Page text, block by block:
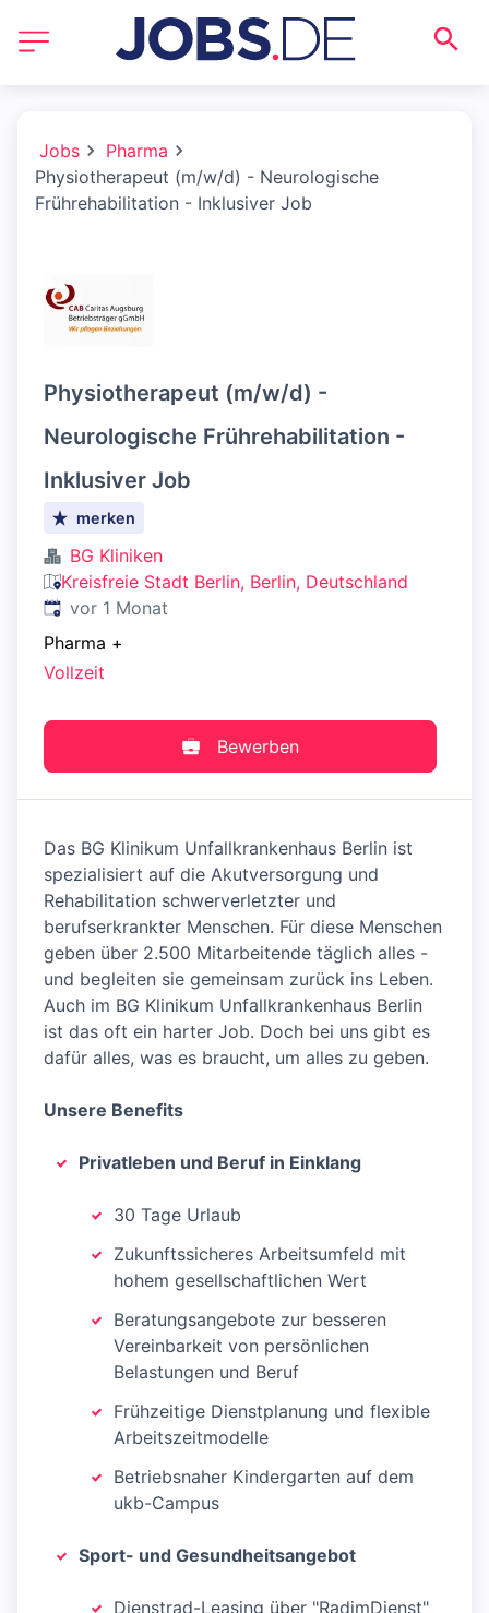
Jobs
Pharma
Physiotherapeut (m/w/d) - Neurologische
Frührehabilitation - Inklusiver Job
Physiotherapeut (m/w/d) -
Neurologische Frührehabilitation -
Inklusiver Job
merken
BG Kliniken
Kreisfreie Stadt Berlin, Berlin, Deutschland
Veröffentlicht:
vor 1 Monat
Pharma +
Vollzeit
Bewerben
Das BG Klinikum Unfallkrankenhaus Berlin ist
spezialisiert auf die Akutversorgung und
Rehabilitation schwerverletzter und
berufserkrankter Menschen. Für diese Menschen
geben über 2.500 Mitarbeitende täglich alles -
und begleiten sie gemeinsam zurück ins Leben.
Auch im BG Klinikum Unfallkrankenhaus Berlin
ist das oft ein harter Job. Doch bei uns gibt es
dafür alles, was es braucht, um alles zu geben.
Unsere Benefits
Privatleben und Beruf in Einklang
30 Tage Urlaub
Zukunftssicheres Arbeitsumfeld mit
hohem gesellschaftlichen Wert
Beratungsangebote zur besseren
Vereinbarkeit von persönlichen
Belastungen und Beruf
Frühzeitige Dienstplanung und flexible
Arbeitszeitmodelle
Betriebsnaher Kindergarten auf dem
ukb-Campus
Sport- und Gesundheitsangebot
Dienstrad-Leasing über "RadimDienst"